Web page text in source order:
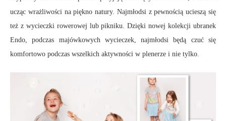
ucząc wrażliwości na piękno natury. Najmłodsi z pewnością ucieszą się
też z wycieczki rowerowej lub pikniku. Dzięki nowej kolekcji ubranek
Endo, podczas majówkowych wycieczek, najmłodsi będą czuć się
komfortowo podczas wszelkich aktywności w plenerze i nie tylko.